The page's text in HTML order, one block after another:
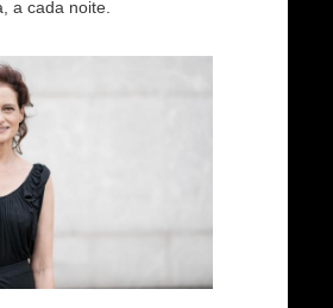
a cada noite.